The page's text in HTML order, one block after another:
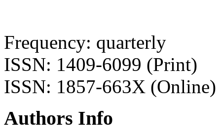
Frequency: quarterly
ISSN: 1409-6099 (Print)
ISSN: 1857-663X (Online)
Authors Info